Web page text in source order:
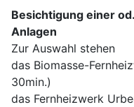
Besichtigung einer
Anlagen
Zur Auswahl stehen
das Biomasse-
30min.)
das Fernheizwerk